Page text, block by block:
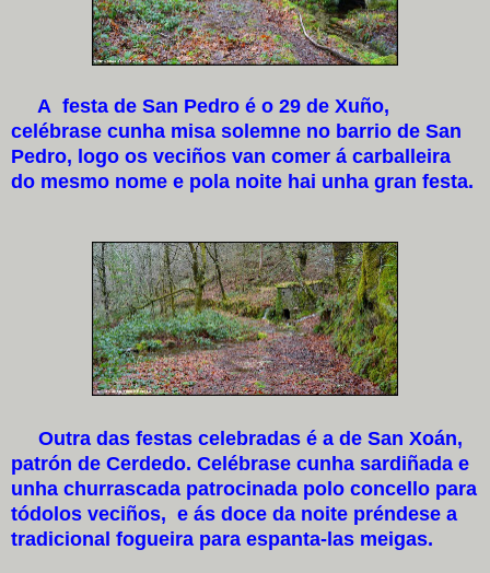
A festa de San Pedro é o 29 de Xuño,
celébrase cunha misa solemne no barrio de San
Pedro, logo os veciños van comer á carballeira
do mesmo nome e pola noite hai unha gran festa.
Outra das festas celebradas é a de San Xoán,
patrón de Cerdedo. Celébrase cunha sardiñada e
unha churrascada patrocinada polo concello para
tódolos veciños, e ás doce da noite préndese a
tradicional fogueira para espanta-las meigas.